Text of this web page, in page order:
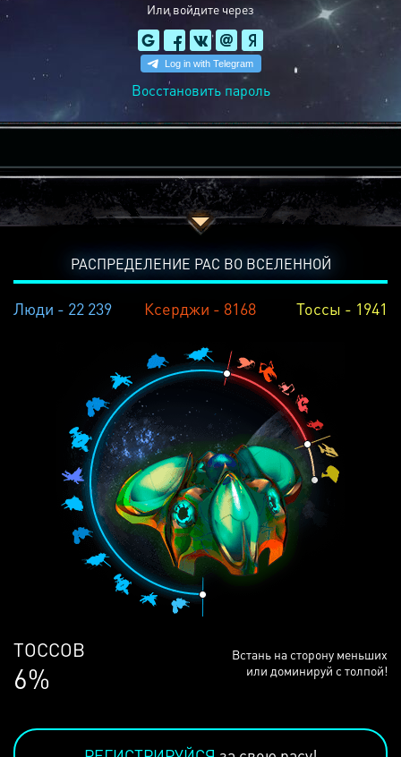
Или войдите через
Восстановить пароль
РАСПРЕДЕЛЕНИЕ РАС ВО ВСЕЛЕННОЙ
Люди - 22 239 Ксерджи - 8168 Тоссы - 1941
ЛЮДЕЙ
68%
Встань на сторону меньших
или доминируй с толпой!